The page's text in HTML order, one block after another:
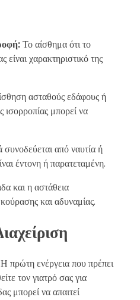
Το αίσθημα ότι το
είναι χαρακτηριστικό της
ασταθούς εδάφους ή
ισορροπίας μπορεί να
από ναυτία ή
έντονη ή παρατεταμένη.
και η αστάθεια
και αδυναμίας.
Η πρώτη ενέργεια που πρέπει
τον γιατρό σας για
μπορεί να απαιτεί